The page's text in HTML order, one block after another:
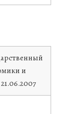
и
21.06.2007